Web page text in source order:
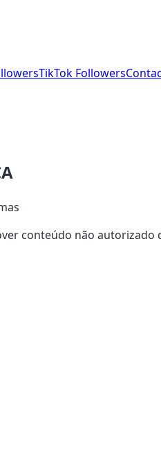
TikTok Followers
conteúdo não